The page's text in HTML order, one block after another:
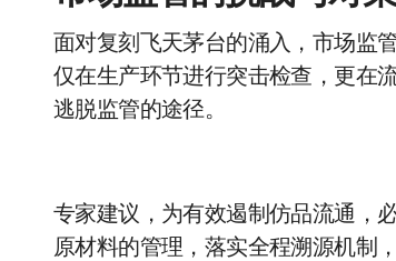
面对复刻飞天茅台的涌入，市场监
仅在生产环节进行突击检查，更在
逃脱监管的途径。
专家建议，为有效遏制仿品流通，
原材料的管理，落实全程溯源机制